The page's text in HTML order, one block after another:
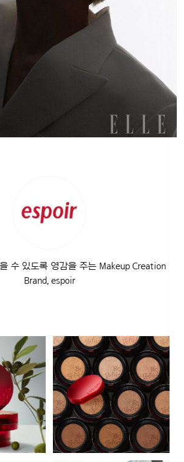
수 있도록 영감을 주는 Makeup Creation
Brand, espoir